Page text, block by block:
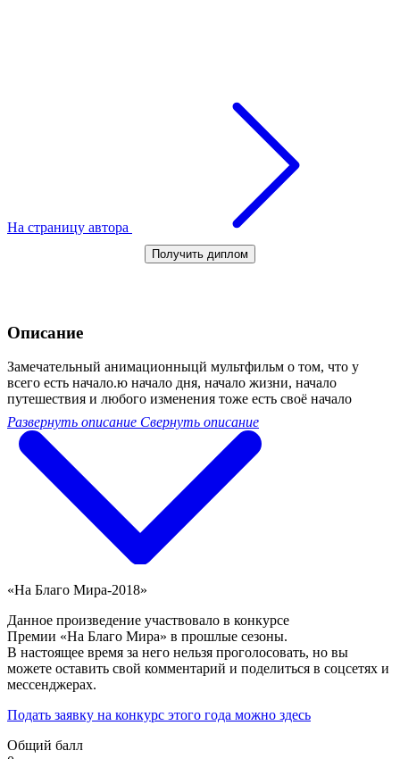
На страницу автора
Получить диплом
Описание
Замечательный анимационныцй мультфильм о том, что у
всего есть начало.ю начало дня, начало жизни, начало
путешествия и любого изменения тоже есть своё начало
Развернуть описание Свернуть описание
«На Благо Мира-2018»
Данное произведение участвовало в конкурсе
Премии «На Благо Мира» в прошлые сезоны.
В настоящее время за него нельзя проголосовать, но вы
можете оставить свой комментарий и поделиться в соцсетях и
мессенджерах.
Подать заявку на конкурс этого года можно здесь
Общий балл